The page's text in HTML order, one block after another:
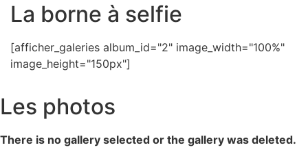
La borne à selfie
[afficher_galeries album_id="2" image_width="100%"
image_height="150px"]
Les photos
There is no gallery selected or the gallery was deleted.